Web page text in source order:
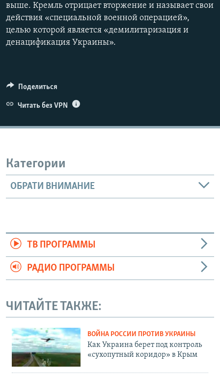
выше. Кремль отрицает вторжение и называет свои
действия «специальной военной операцией»,
целью которой является «демилитаризация и
денацификация Украины».
Поделиться
Читать без VPN
Категории
ОБРАТИ ВНИМАНИЕ
ТВ ПРОГРАММЫ
РАДИО ПРОГРАММЫ
ЧИТАЙТЕ ТАКЖЕ:
ВОЙНА РОССИИ ПРОТИВ УКРАИНЫ
Как Украина берет под контроль
«сухопутный коридор» в Крым